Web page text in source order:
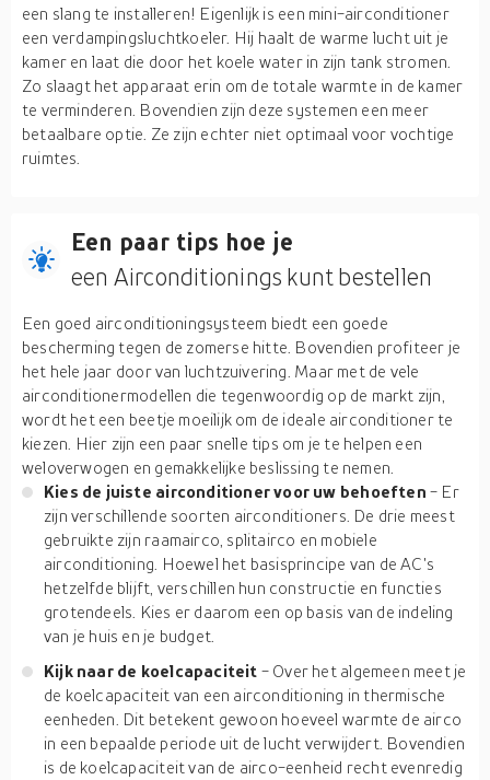
een slang te installeren! Eigenlijk is een mini-airconditioner
een verdampingsluchtkoeler. Hij haalt de warme lucht uit je
kamer en laat die door het koele water in zijn tank stromen.
Zo slaagt het apparaat erin om de totale warmte in de kamer
te verminderen. Bovendien zijn deze systemen een meer
betaalbare optie. Ze zijn echter niet optimaal voor vochtige
ruimtes.
Een paar tips hoe je
een Airconditionings kunt bestellen
Een goed airconditioningsysteem biedt een goede
bescherming tegen de zomerse hitte. Bovendien profiteer je
het hele jaar door van luchtzuivering. Maar met de vele
airconditionermodellen die tegenwoordig op de markt zijn,
wordt het een beetje moeilijk om de ideale airconditioner te
kiezen. Hier zijn een paar snelle tips om je te helpen een
weloverwogen en gemakkelijke beslissing te nemen.
Kies de juiste airconditioner voor uw behoeften - Er
zijn verschillende soorten airconditioners. De drie meest
gebruikte zijn raamairco, splitairco en mobiele
airconditioning. Hoewel het basisprincipe van de AC's
hetzelfde blijft, verschillen hun constructie en functies
grotendeels. Kies er daarom een op basis van de indeling
van je huis en je budget.
Kijk naar de koelcapaciteit - Over het algemeen meet je
de koelcapaciteit van een airconditioning in thermische
eenheden. Dit betekent gewoon hoeveel warmte de airco
in een bepaalde periode uit de lucht verwijdert. Bovendien
is de koelcapaciteit van de airco-eenheid recht evenredig